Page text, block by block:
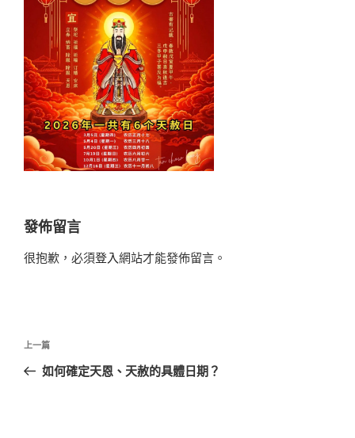
發佈留言
很抱歉，必須登入網站才能發佈留言。
文
導
上
一
上一篇
如何確定天恩、天赦的具體日期？